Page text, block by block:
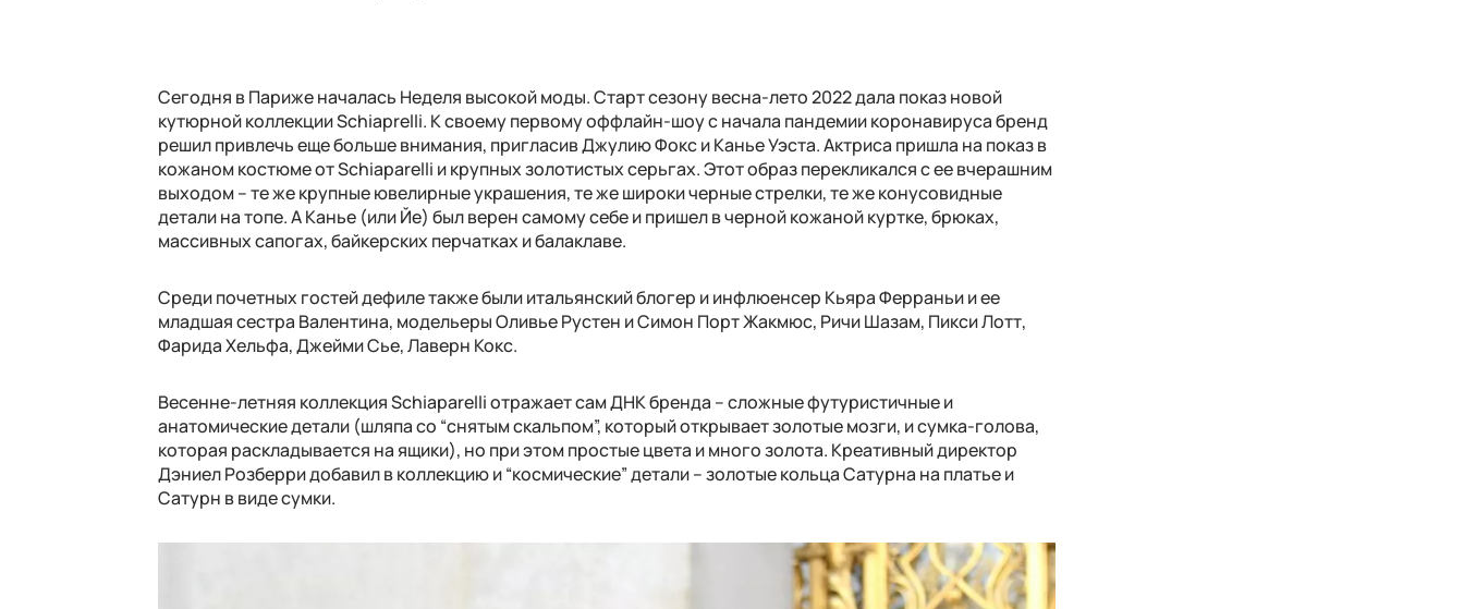
Сегодня в Париже началась Неделя высокой моды. Старт сезону весна-лето 2022 далa показ новой
кутюрной коллекции Schiaprelli. К своему первому оффлайн-шоу с начала пандемии коронавируса бренд
решил привлечь еще больше внимания, пригласив Джулию Фокс и Канье Уэста. Актриса пришла на показ в
кожаном костюме от Schiaparelli и крупных золотистых серьгах. Этот образ перекликался с ее вчерашним
выходом – те же крупные ювелирные украшения, те же широки черные стрелки, те же конусовидные
детали на топе. А Канье (или Йе) был верен самому себе и пришел в черной кожаной куртке, брюках,
массивных сапогах, байкерских перчатках и балаклаве.
Среди почетных гостей дефиле также были итальянский блогер и инфлюенсер Кьяра Ферраньи и ее
младшая сестра Валентина, модельеры Оливье Рустен и Симон Порт Жакмюс, Ричи Шазам, Пикси Лотт,
Фарида Хельфа, Джейми Сье, Лаверн Кокс.
Весенне-летняя коллекция Schiaparelli отражает сам ДНК бренда – сложные футуристичные и
анатомические детали (шляпа со “снятым скальпом”, который открывает золотые мозги, и сумка-голова,
которая раскладывается на ящики), но при этом простые цвета и много золота. Креативный директор
Дэниел Розберри добавил в коллекцию и “космические” детали – золотые кольца Сатурна на платье и
Сатурн в виде сумки.